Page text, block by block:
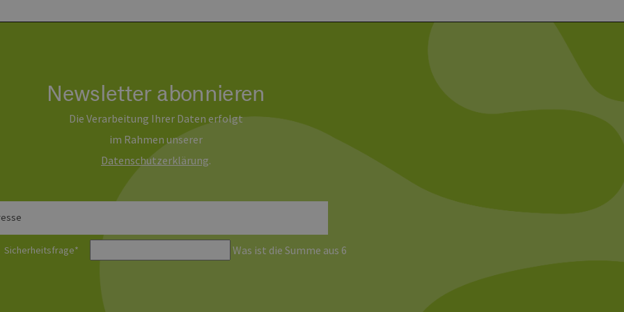
Newsletter abonnieren
Die Verarbeitung Ihrer Daten erfolgt
im Rahmen unserer
Daten­schutz­erklärung.
Sicherheitsfrage*
Was ist die Summe aus 6